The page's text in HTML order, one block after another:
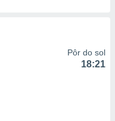
Pôr do sol
18:21